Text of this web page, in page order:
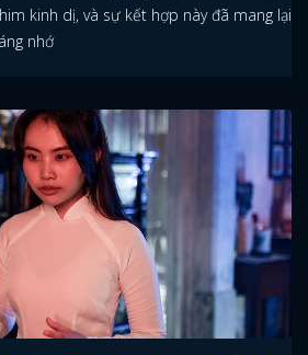
kinh dị, và sự kết hợp này đã mang lại
nhớ